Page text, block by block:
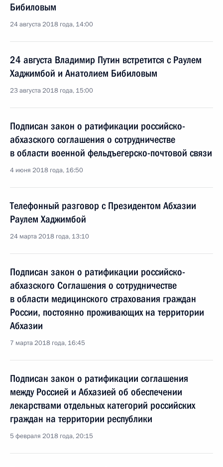
Бибиловым
24 августа 2018 года, 14:00
24 августа Владимир Путин встретится с Раулем
Хаджимбой и Анатолием Бибиловым
23 августа 2018 года, 15:00
Подписан закон о ратификации российско-
абхазского соглашения о сотрудничестве
в области военной фельдъегерско-почтовой связи
4 июня 2018 года, 16:50
Телефонный разговор с Президентом Абхазии
Раулем Хаджимбой
24 марта 2018 года, 13:10
Подписан закон о ратификации российско-
абхазского Соглашения о сотрудничестве
в области медицинского страхования граждан
России, постоянно проживающих на территории
Абхазии
7 марта 2018 года, 16:45
Подписан закон о ратификации соглашения
между Россией и Абхазией об обеспечении
лекарствами отдельных категорий российских
граждан на территории республики
5 февраля 2018 года, 20:15